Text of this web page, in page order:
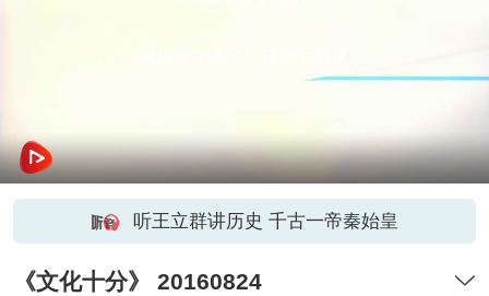
听王立群讲历史 千古一帝秦始皇
《文化十分》 20160824